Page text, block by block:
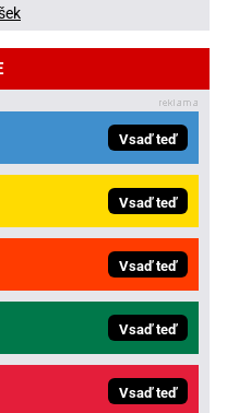
Vsaď teď
Vsaď teď
Vsaď teď
Vsaď teď
Vsaď teď